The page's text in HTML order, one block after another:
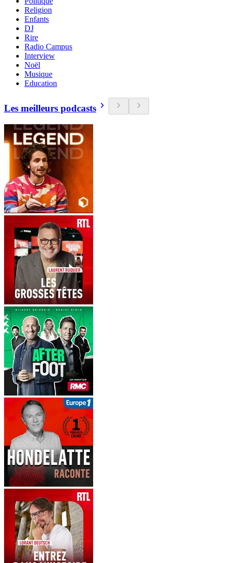
Religion
Enfants
DJ
Rire
Radio Campus
Interview
Noël
Musique
Education
Les meilleurs podcasts